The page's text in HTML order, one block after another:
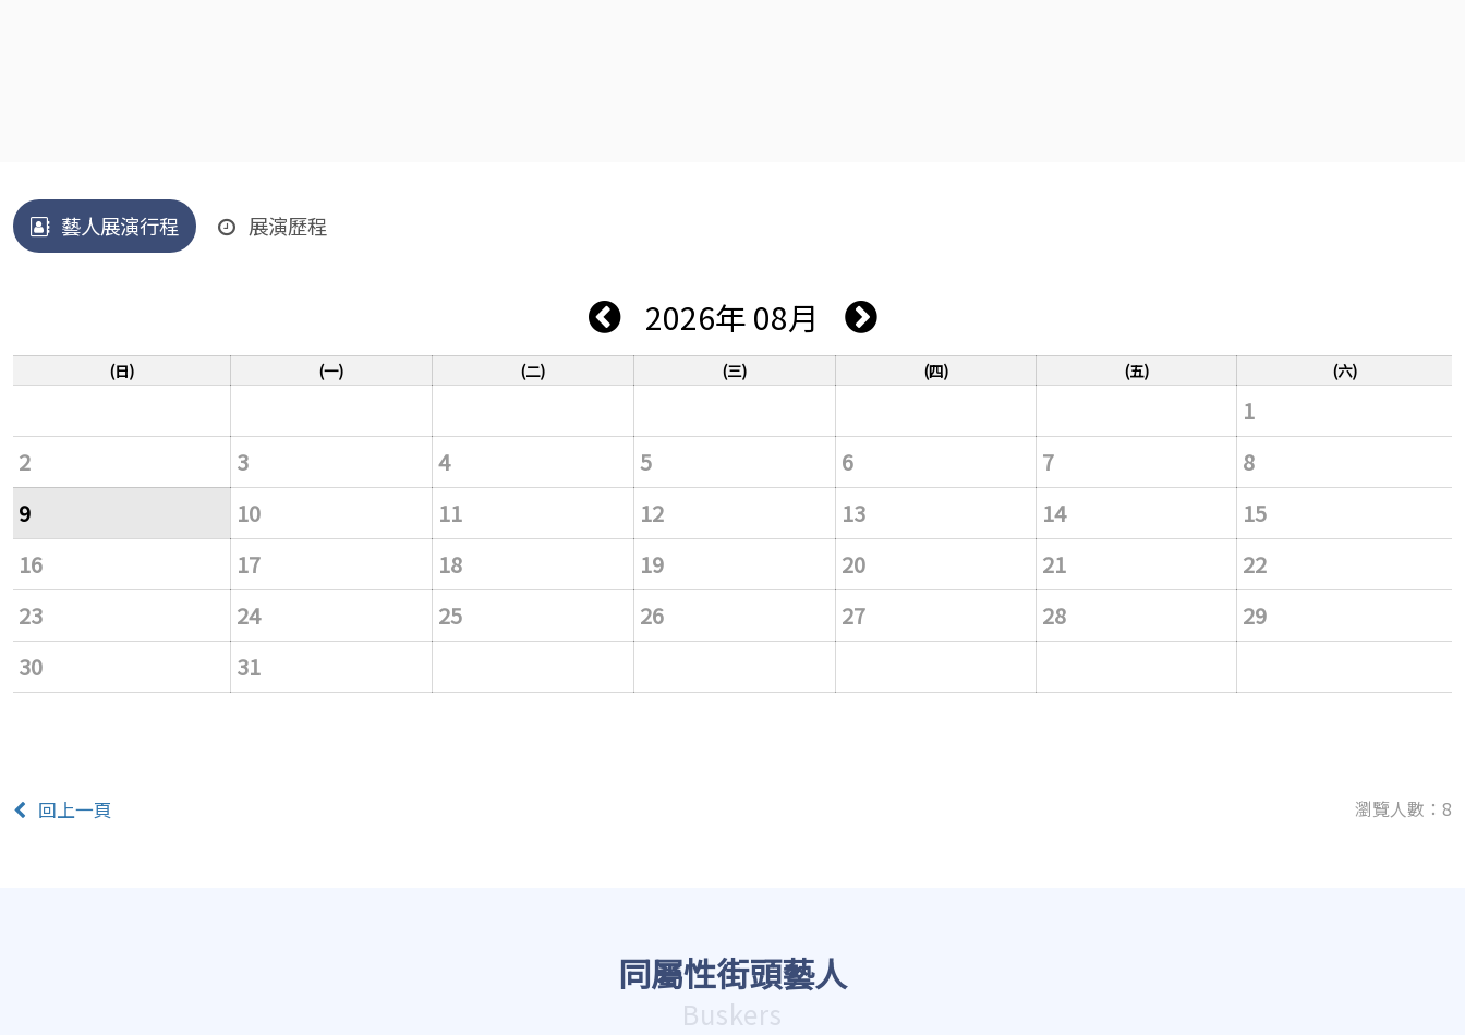
藝人展演行程 展演歷程
2026年 08月
(日) (一) (二) (三) (四) (五) (六)
1
2
3 4 5 6 7
8
9
10 11 12 13 14
15
16
17 18 19 20 21
22
23
24 25 26 27 28
29
30
31
回上一頁 瀏覽人數：8
同屬性街頭藝人
Buskers